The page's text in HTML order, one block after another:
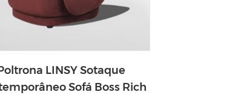
LINSY Sotaque
Sofá Boss Rich